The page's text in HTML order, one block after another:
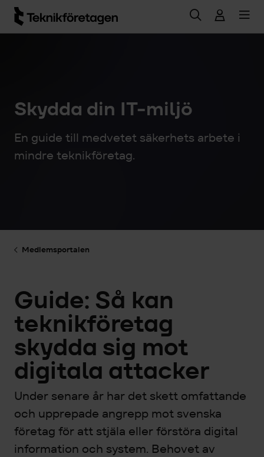
Hoppa till huvudinnehåll
Skydda din IT-miljö
En guide till medvetet säkerhets arbete i
mindre teknikföretag.
Medlemsportalen
Guide: Så kan
teknikföretag
skydda sig mot
digitala attacker
Under senare år har det skett omfattande
och upprepade angrepp mot svenska
företag för att stjäla eller förstöra digital
information och system. Behovet av